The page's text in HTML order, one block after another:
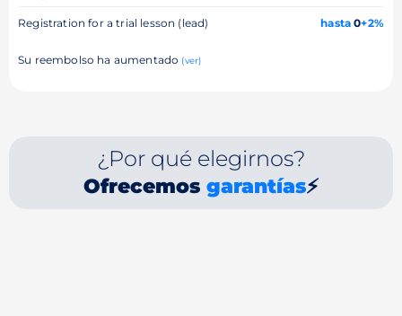
Registration for a trial lesson (lead) hasta 0+2%
Su reembolso ha aumentado (ver)
¿Por qué elegirnos?
Ofrecemos garantías⚡